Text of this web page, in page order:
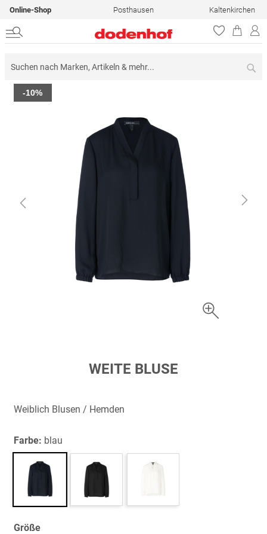
Online-Shop Posthausen Kaltenkirchen
Zum
Ende
-10%
springen
WEITE BLUSE
Weiblich Blusen / Hemden
Farbe: blau
Größe